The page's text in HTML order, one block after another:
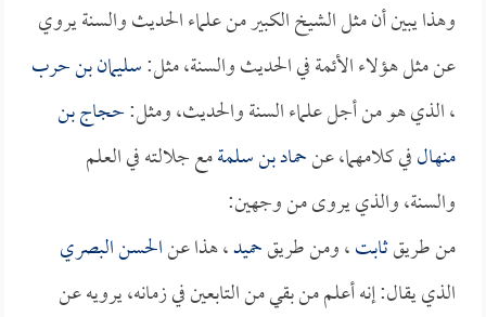
وهذا يبين أن مثل الشيخ الكبير من علماء الحديث والسنة يروي
عن مثل هؤلاء الأئمة في الحديث والسنة، مثل:سليمان بن حرب
، الذي هو من أجل علماء السنة والحديث، ومثل:حجاج بن
منهالفي كلامهما، عنحماد بن سلمةمع جلالته في العلم
والسنة، والذي يروى من وجهين:
من طريقثابت، ومن طريقحميد، هذا عنالحسن البصري
الذي يقال: إنه أعلم من بقي من التابعين في زمانه، يرويه عن